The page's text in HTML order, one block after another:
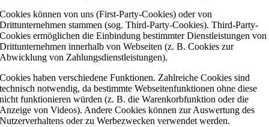
Cookies können von uns (First-Party-Cookies) oder von
Drittunternehmen stammen (sog. Third-Party-Cookies). Third-Party-
Cookies ermöglichen die Einbindung bestimmter Dienstleistungen von
Drittunternehmen innerhalb von Webseiten (z. B. Cookies zur
Abwicklung von Zahlungsdienstleistungen).
Cookies haben verschiedene Funktionen. Zahlreiche Cookies sind
technisch notwendig, da bestimmte Webseitenfunktionen ohne diese
nicht funktionieren würden (z. B. die Warenkorbfunktion oder die
Anzeige von Videos). Andere Cookies können zur Auswertung des
Nutzerverhaltens oder zu Werbezwecken verwendet werden.